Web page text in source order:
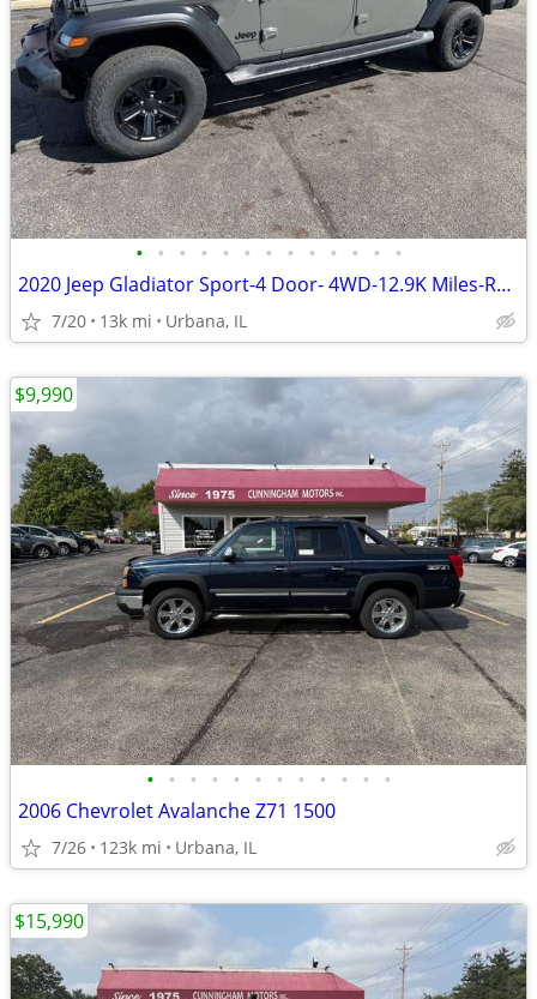
• • • • • • • • • • • • •
2020 Jeep Gladiator Sport-4 Door- 4WD-12.9K Miles-Reduced Price!
7/20 13k mi Urbana, IL
• • • • • • • • • • • •
2006 Chevrolet Avalanche Z71 1500
7/26 123k mi Urbana, IL
$9,990
$15,990